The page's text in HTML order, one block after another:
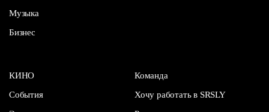
Музыка
Бизнес
КИНО
События
Команда
Хочу работать в SRSLY